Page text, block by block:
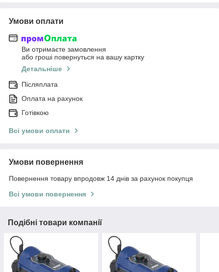
Умови оплати
Ви отримаєте замовлення
або гроші повернуться на вашу картку
Детальніше
Післяплата
Оплата на рахунок
Готівкою
Всі умови оплати
Умови повернення
Повернення товару впродовж 14 днів за рахунок покупця
Всі умови повернення
Подібні товари компанії